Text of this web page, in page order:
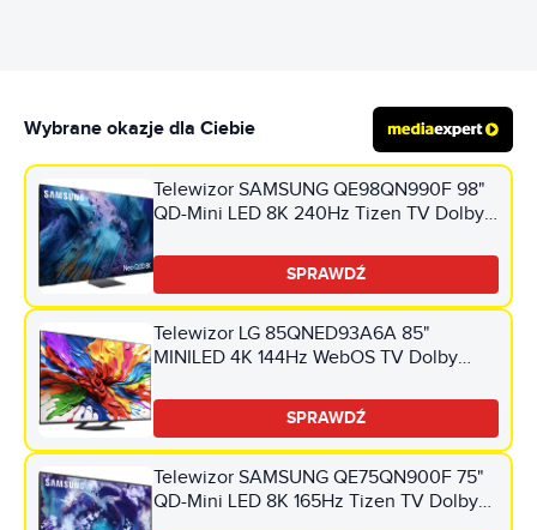
Wybrane okazje dla Ciebie
Telewizor SAMSUNG QE98QN990F 98"
QD-Mini LED 8K 240Hz Tizen TV Dolby
SPRAWDŹ
Telewizor LG 85QNED93A6A 85"
MINILED 4K 144Hz WebOS TV Dolby
SPRAWDŹ
Telewizor SAMSUNG QE75QN900F 75"
QD-Mini LED 8K 165Hz Tizen TV Dolby